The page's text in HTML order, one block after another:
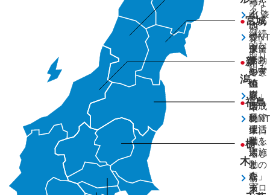
クト
への
継続
的な
取り
組み
神
山
地
で
ブ
ナ
の
植
樹
活
動
つな
ぐ 漆
の
森」
保全
活動
を実
施
ゲ
ン
ジ
ボ
タ
ル
生
息
環
境
保
護
活
動
を
実
●宮城
「
東日
本み
やぎ
の
森」
の成
長管
理活
動を
実施
●新
潟
ト
キ
の
エ
サ
場
と
な
る
●福島
「
東日
本ふ
くし
まの
森」
プロ
●栃
木
栃
木